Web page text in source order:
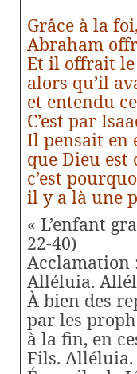
Grâce à la
Abraham
Et il offrait
alors qu’il
et entendu
C’est par
Il pensait en
que Dieu est
c’est
il y a là une
« L’enfant
22-40)
Acclamation
Alléluia.
À bien des
par les
à la fin, en
Fils. Alléluia.